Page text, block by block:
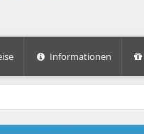
Informationen